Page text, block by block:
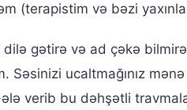
(terapistim və bəzi
gətirə və ad çəkə
Səsinizi ucaltmağınız
verib bu dəhşətli